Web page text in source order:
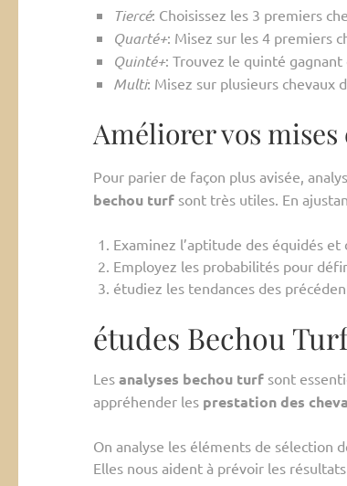
Tiercé: Choisissez les 3 premiers
Quarté+: Misez sur les 4 premiers
Quinté+: Trouvez le quinté
Multi: Misez sur plusieurs chevaux
Améliorer vos
Pour parier de façon plus avisée,
bechou turf sont très utiles. En
Examinez l’aptitude des équidés et
Employez les probabilités pour
étudiez les tendances des
études Bechou
Les analyses bechou turf sont
appréhender les prestation des
On analyse les éléments de sélection
Elles nous aident à prévoir les